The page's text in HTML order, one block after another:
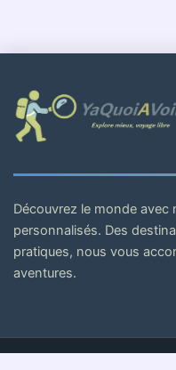
Découvrez le monde
personnalisés. Des
pratiques, nous vous
aventures.